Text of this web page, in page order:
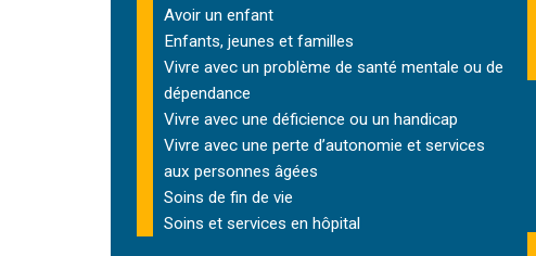
Avoir un enfant
Enfants, jeunes et familles
Vivre avec un problème de santé mentale ou de
dépendance
Vivre avec une déficience ou un handicap
Vivre avec une perte d’autonomie et services
aux personnes âgées
Soins de fin de vie
Soins et services en hôpital